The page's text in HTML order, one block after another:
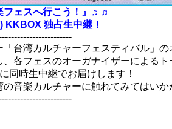
ェスへ行こう！』♬♬
KKBOX 独占生中継！
「台湾カルチャーフェスティバル」
、各フェスのオーガナイザーによる
同時生中継でお届けします！
音楽カルチャーに触れてみてはいか